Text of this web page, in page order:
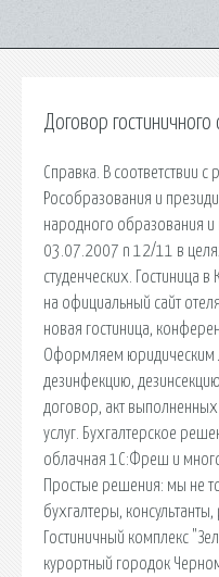
Договор
Справка. В соответствии
Рособразования и
народного образования и
03.07.2007 n 12/11 в
студенческих. Гостиница
на официальный сайт
новая гостиница,
Оформляем юридическим
дезинфекцию,
договор, акт
услуг. Бухгалтерское
облачная 1С:Фреш и
Простые решения: мы не
бухгалтеры,
Гостиничный комплекс
курортный городок